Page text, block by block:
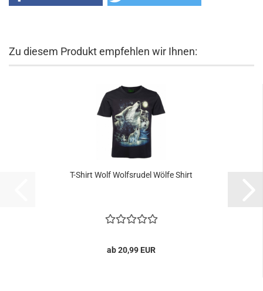
Zu diesem Produkt empfehlen wir Ihnen:
T-Shirt Wolf Wolfsrudel Wölfe Shirt
ab 20,99 EUR